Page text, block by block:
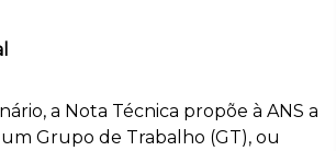
a Nota Técnica propõe à ANS a
Grupo de Trabalho (GT), ou